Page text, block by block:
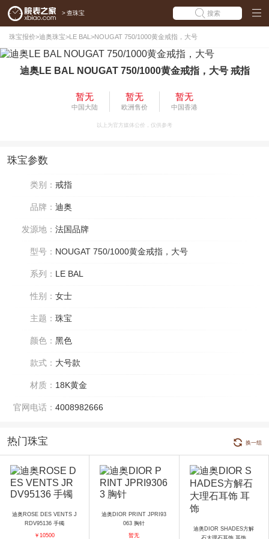
> 查珠宝 搜索
珠宝报价>迪奥珠宝>LE BAL >NOUGAT 750/1000黄金戒指，大号
迪奥LE BAL NOUGAT 750/1000黄金戒指，大号 戒指
暂无
中国大陆
暂无
欧洲售价
暂无
中国香港
以上为官方媒体公价，仅供参考
珠宝参数
类别： 戒指
品牌： 迪奥
发源地： 法国品牌
型号： NOUGAT 750/1000黄金戒指，大号
系列： LE BAL
性别： 女士
主题： 珠宝
颜色： 黑色
款式： 大号款
材质： 18K黄金
官网电话： 4008982666
热门珠宝 换一组
迪奥ROSE DES VENTS J
RDV95136 手镯
￥10500
迪奥DIOR PRINT JPRI93
063 胸针
暂无
迪奥DIOR SHADES方解
石大理石耳饰 耳饰